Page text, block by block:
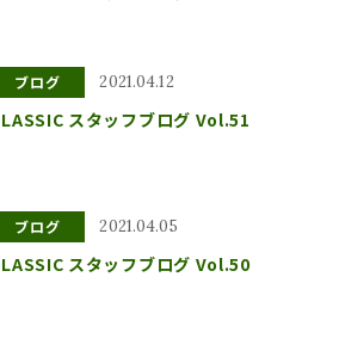
ブログ 2021.04.12
スタッフブログ Vol.51
ブログ 2021.04.05
スタッフブログ Vol.50